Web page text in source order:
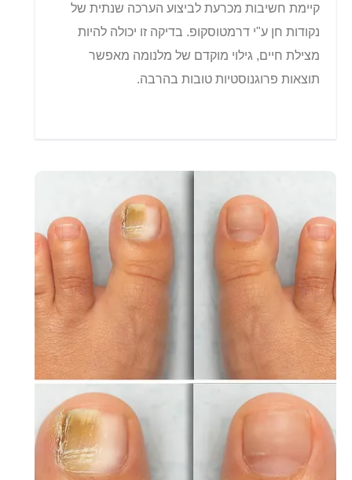
קיימת חשיבות מכרעת לביצוע הערכה שנתית של
נקודות חן ע"י דרמטוסקופ. בדיקה זו יכולה להיות
מצילת חיים, גילוי מוקדם של מלנומה מאפשר
תוצאות פרוגנוסטיות טובות בהרבה.